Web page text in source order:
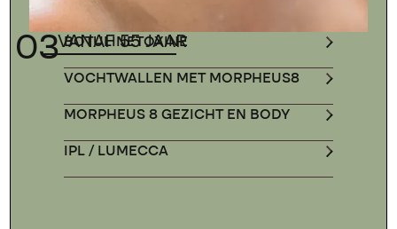
03VANAF 55 JAAR
BOTULINETOXINE
VOCHTWALLEN MET MORPHEUS8
MORPHEUS 8 GEZICHT EN BODY
IPL / LUMECCA